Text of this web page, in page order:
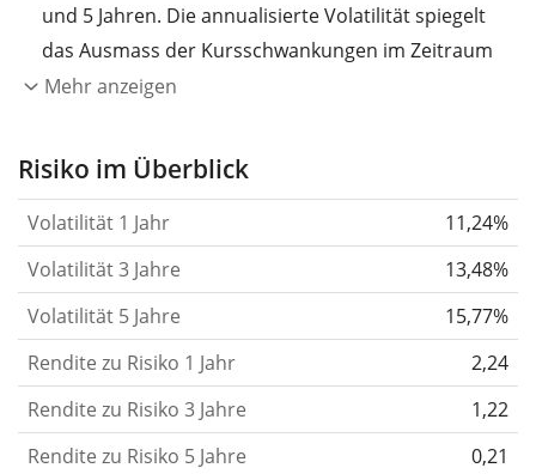
und 5 Jahren. Die annualisierte Volatilität spiegelt
das Ausmass der Kursschwankungen im Zeitraum
eines Jahres wider.
Aktie, des ETF, usw.) in der Vergangenheit
gelten im Allgemeinen als risikoreicher. Wir
berechnen die Volatilität auf Basis der Daten der
letzten 1, 3 und 5 Jahre, damit du sehen kannst, ob
die Kursschwankungen im Laufe der Zeit stärker
oder schwächer wurden. Weitere Informationen
findest du in unserem Artikel:
Risikomass.
Mehr anzeigen
Risiko im Überblick
Volatilität 1 Jahr
11,24%
Volatilität 3 Jahre
13,48%
Volatilität 5 Jahre
15,77%
Rendite zu Risiko 1 Jahr
2,24
Rendite zu Risiko 3 Jahre
1,22
Rendite zu Risiko 5 Jahre
0,21